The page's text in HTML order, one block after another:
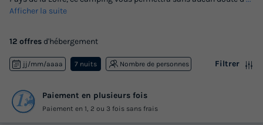
Afficher la suite
12 offres d'hébergement
jj/mm/aaaa 7 nuits Nombre de personnes Filtrer
Paiement en plusieurs fois
Paiement en 1, 2 ou 3 fois sans frais